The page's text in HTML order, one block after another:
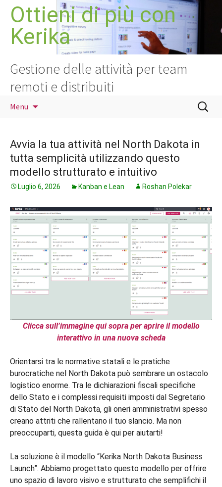
contenuto
Ottieni di più con
Kerika
Gestione delle attività per team
remoti e distribuiti
Menu
Ricerca
per:
Avvia la tua attività nel North Dakota in
tutta semplicità utilizzando questo
modello strutturato e intuitivo
Luglio 6, 2026 Kanban e Lean Roshan Polekar
Clicca sull’immagine qui sopra per aprire il modello
interattivo in una nuova scheda
Orientarsi tra le normative statali e le pratiche
burocratiche nel North Dakota può sembrare un ostacolo
logistico enorme. Tra le dichiarazioni fiscali specifiche
dello Stato e i complessi requisiti imposti dal Segretario
di Stato del North Dakota, gli oneri amministrativi spesso
creano attriti che rallentano il tuo slancio. Ma non
preoccuparti, questa guida è qui per aiutarti!
La soluzione è il modello “Kerika North Dakota Business
Launch”. Abbiamo progettato questo modello per offrire
uno spazio di lavoro visivo e strutturato che semplifichi il